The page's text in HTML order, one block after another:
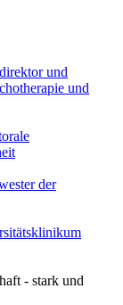
und
und
der
- stark und